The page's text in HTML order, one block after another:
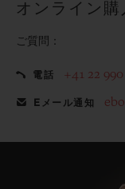
オンライン
ご質問：
電話 +41 22
Eメール通知